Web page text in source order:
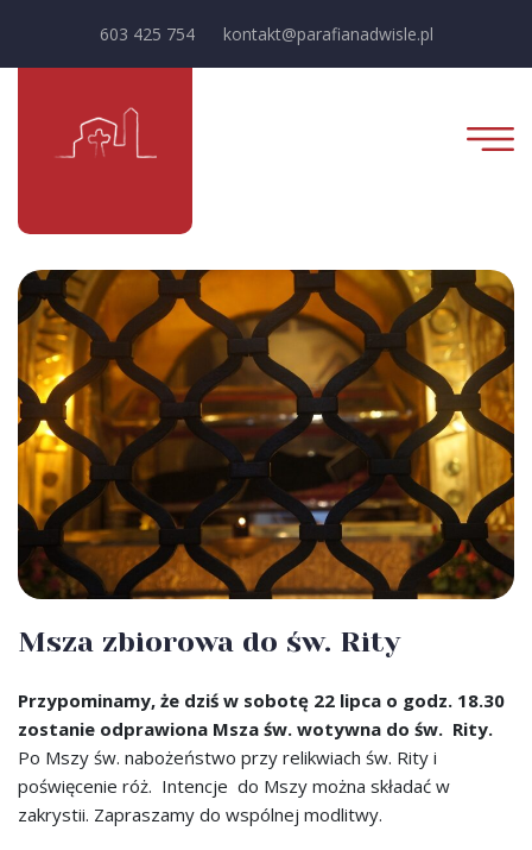
603 425 754 kontakt@parafianadwisle.pl
Msza zbiorowa do św. Rity
Przypominamy, że dziś w sobotę 22 lipca o godz. 18.30
zostanie odprawiona Msza św. wotywna do św. Rity.
Po Mszy św. nabożeństwo przy relikwiach św. Rity i
poświęcenie róż. Intencje do Mszy można składać w
zakrystii. Zapraszamy do wspólnej modlitwy.